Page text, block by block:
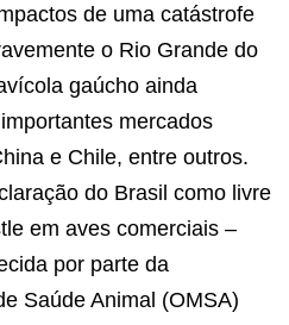
de uma catástrofe
o Rio Grande do
gaúcho ainda
mercados
e Chile, entre outros.
do Brasil como livre
em aves comerciais –
por parte da
Saúde Animal (OMSA)